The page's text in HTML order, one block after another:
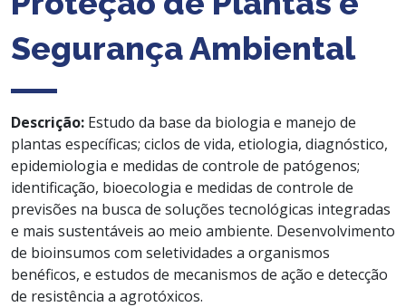
Segurança Ambiental
Descrição: Estudo da base da biologia e manejo de
plantas específicas; ciclos de vida, etiologia, diagnóstico,
epidemiologia e medidas de controle de patógenos;
identificação, bioecologia e medidas de controle de
previsões na busca de soluções tecnológicas integradas
e mais sustentáveis ​​ao meio ambiente. Desenvolvimento
de bioinsumos com seletividades a organismos
benéficos, e estudos de mecanismos de ação e detecção
de resistência a agrotóxicos.